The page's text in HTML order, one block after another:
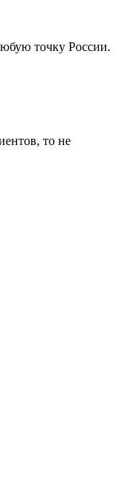
точку России.
то не